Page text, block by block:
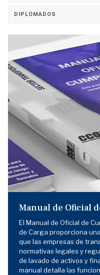
DIPLOMADOS
Manual de Oficial
El Manual de Oficial de
de Carga proporciona
que las empresas de
normativas legales y
de lavado de activos y
manual detalla las